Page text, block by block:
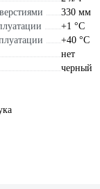
330 мм
+1 °С
+40 °С
нет
черный